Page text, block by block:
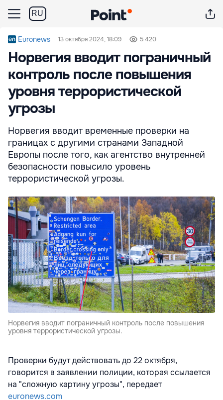
RU
Euronews 13 октября 2024, 18:09 5 420
Норвегия вводит пограничный
контроль после повышения
уровня террористической
угрозы
Норвегия вводит временные проверки на
границах с другими странами Западной
Европы после того, как агентство внутренней
безопасности повысило уровень
террористической угрозы.
Норвегия вводит пограничный контроль после повышения
уровня террористической угрозы.
Проверки будут действовать до 22 октября,
говорится в заявлении полиции, которая ссылается
на "сложную картину угрозы", передает
euronews.com